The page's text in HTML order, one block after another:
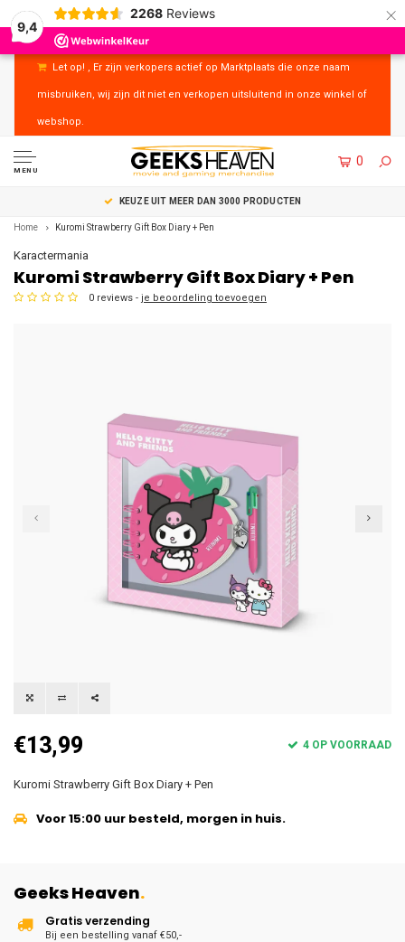
9,4
2268 Reviews ×
Let op! , Er zijn verkopers actief op Marktplaats die onze naam
misbruiken, wij zijn dit niet en verkopen uitsluitend in onze winkel of
webshop.
MENU
0
UITSTEKENDE KLANTENSERVICE
Home Kuromi Strawberry Gift Box Diary + Pen
Karactermania
Kuromi Strawberry Gift Box Diary + Pen
0 reviews - je beoordeling toevoegen
€13,99 4 OP VOORRAAD
Kuromi Strawberry Gift Box Diary + Pen
Voor 15:00 uur besteld, morgen in huis.
Geeks Heaven.
Gratis verzending
Bij een bestelling vanaf €50,-